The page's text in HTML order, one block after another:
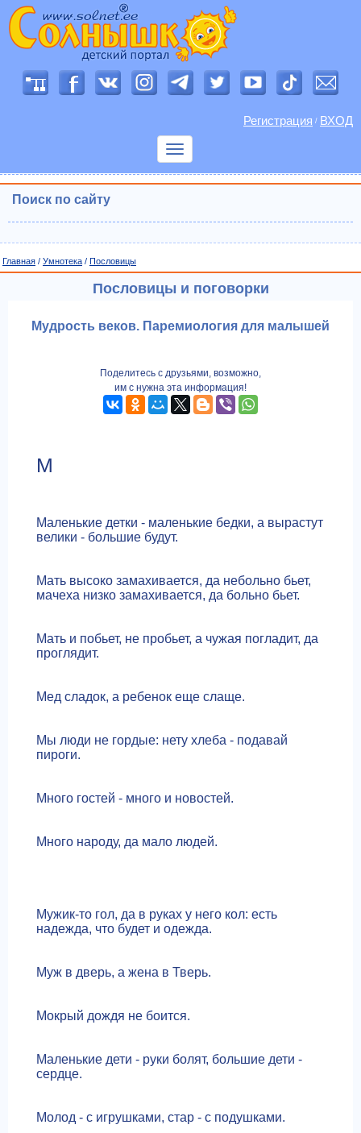
Регистрация / ВХОД
Показать
Поиск по сайту
Главная / Умнотека / Пословицы
Пословицы и поговорки
Мудрость веков. Паремиология для малышей
Поделитесь с друзьями, возможно,
им с нужна эта информация!
М
Маленькие детки - маленькие бедки, а вырастут
велики - большие будут.
Мать высоко замахивается, да небольно бьет,
мачеха низко замахивается, да больно бьет.
Мать и побьет, не пробьет, а чужая погладит, да
проглядит.
Мед сладок, а ребенок еще слаще.
Мы люди не гордые: нету хлеба - подавай
пироги.
Много гостей - много и новостей.
Много народу, да мало людей.
Мужик-то гол, да в руках у него кол: есть
надежда, что будет и одежда.
Муж в дверь, а жена в Тверь.
Мокрый дождя не боится.
Маленькие дети - руки болят, большие дети -
сердце.
Молод - с игрушками, стар - с подушками.